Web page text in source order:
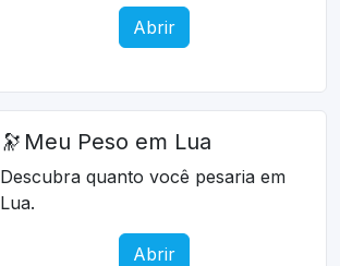
Abrir
🔭 Meu Peso em Lua
Descubra quanto você pesaria em
Lua.
Abrir